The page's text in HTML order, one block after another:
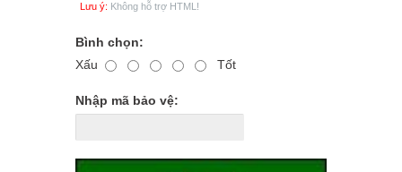
Lưu ý: Không hỗ trợ HTML!
Bình chọn:
Xấu
Tốt
Nhập mã bảo vệ: